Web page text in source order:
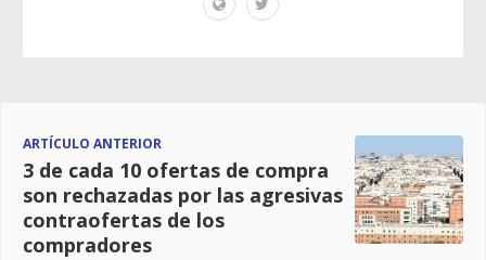
ARTÍCULO ANTERIOR
3 de cada 10 ofertas de compra
son rechazadas por las agresivas
contraofertas de los
compradores